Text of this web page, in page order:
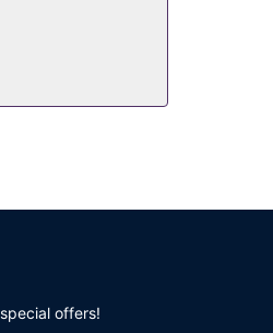
er tegen
offers!